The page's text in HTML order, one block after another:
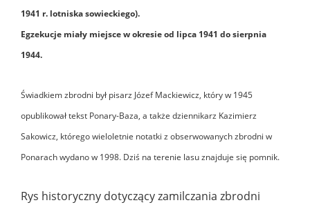
1941 r. lotniska sowieckiego).
Egzekucje miały miejsce w okresie od lipca 1941 do sierpnia
1944.
Świadkiem zbrodni był pisarz Józef Mackiewicz, który w 1945
opublikował tekst Ponary-Baza, a także dziennikarz Kazimierz
Sakowicz, którego wieloletnie notatki z obserwowanych zbrodni w
Ponarach wydano w 1998. Dziś na terenie lasu znajduje się pomnik.
Rys historyczny dotyczący zamilczania zbrodni